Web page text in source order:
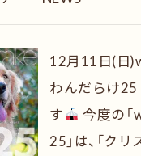
12月11日(日
わんだらけ25
す
今度の
25」は、「クリ